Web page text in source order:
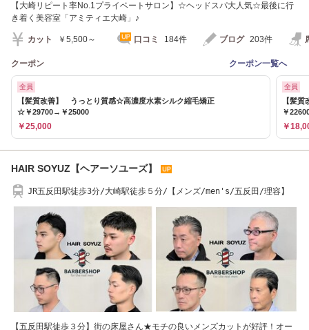
【大崎リピート率No.1プライベートサロン】☆ヘッドスパ大人気☆最後に行
き着く美容室「アミティエ大崎」♪
カット ￥5,500～ 口コミ 184件 ブログ 203件
クーポン クーポン一覧へ
全員
【髪質改善】 うっとり質感☆高濃度水素シルク縮毛矯正
☆￥29700→￥25000
￥25,000
全員
【髪
￥
￥
HAIR SOYUZ【ヘアーソユーズ】
JR五反田駅徒歩3分/大崎駅徒歩５分/【メンズ/men's/五反田/理容】
【五反田駅徒歩３分】街の床屋さん★モチの良いメンズカットが好評！オー